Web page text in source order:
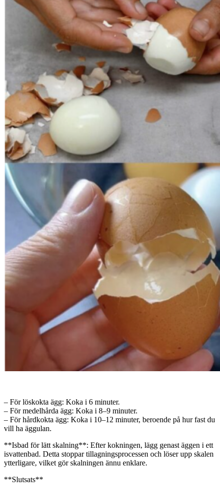
– För löskokta ägg: Koka i 6 minuter.
– För medelhårda ägg: Koka i 8–9 minuter.
– För hårdkokta ägg: Koka i 10–12 minuter, beroende på hur fast du
vill ha äggulan.
**Isbad för lätt skalning**: Efter kokningen, lägg genast äggen i ett
isvattenbad. Detta stoppar tillagningsprocessen och löser upp skalen
ytterligare, vilket gör skalningen ännu enklare.
**Slutsats**